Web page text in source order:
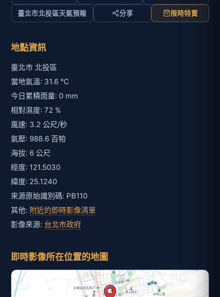
臺北市北投區天氣預報 分享 限時特賣
地點資訊
臺北市 北投區
當地氣溫: 31.6 ℃
今日累積雨量: 0 mm
相對濕度: 72 %
風速: 3.2 公尺/秒
氣壓: 988.6 百帕
海拔: 6 公尺
經度: 121.5030
緯度: 25.1240
來源原始識別碼: PB110
其他: 附近的即時影像清單
影像來源: 台北市政府
即時影像所在位置的地圖